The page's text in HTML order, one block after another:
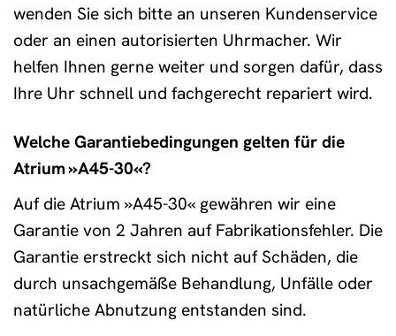
wenden Sie sich bitte an unseren Kundenservice
oder an einen autorisierten Uhrmacher. Wir
helfen Ihnen gerne weiter und sorgen dafür, dass
Ihre Uhr schnell und fachgerecht repariert wird.
Welche Garantiebedingungen gelten für die
Atrium »A45-30«?
Auf die Atrium »A45-30« gewähren wir eine
Garantie von 2 Jahren auf Fabrikationsfehler. Die
Garantie erstreckt sich nicht auf Schäden, die
durch unsachgemäße Behandlung, Unfälle oder
natürliche Abnutzung entstanden sind.